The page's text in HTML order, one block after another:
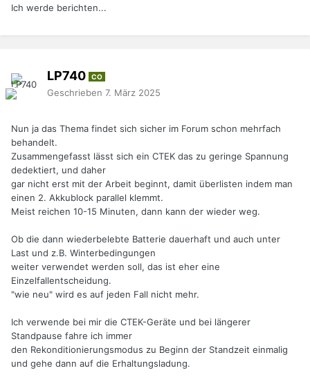
Ich werde berichten...
LP740 CO
Geschrieben 7. März 2025
Nun ja das Thema findet sich sicher im Forum schon mehrfach
behandelt.
Zusammengefasst lässt sich ein CTEK das zu geringe Spannung
dedektiert, und daher
gar nicht erst mit der Arbeit beginnt, damit überlisten indem man
einen 2. Akkublock parallel klemmt.
Meist reichen 10-15 Minuten, dann kann der wieder weg.
Ob die dann wiederbelebte Batterie dauerhaft und auch unter
Last und z.B. Winterbedingungen
weiter verwendet werden soll, das ist eher eine
Einzelfallentscheidung.
"wie neu" wird es auf jeden Fall nicht mehr.
Ich verwende bei mir die CTEK-Geräte und bei längerer
Standpause fahre ich immer
den Rekonditionierungsmodus zu Beginn der Standzeit einmalig
und gehe dann auf die Erhaltungsladung.